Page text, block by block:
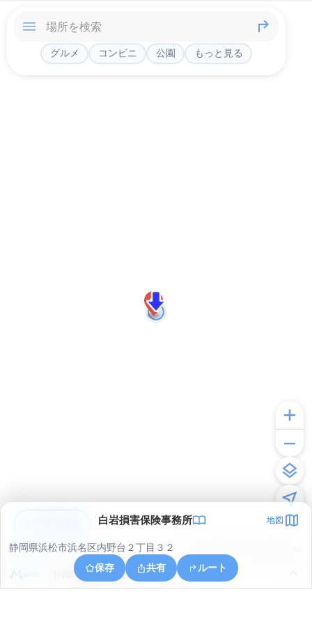
グルメ コンビニ 公園 もっと見る
白岩損害保険事務所 地図
静岡県浜松市浜名区内野台２丁目３２
保存
共有 ルート
静岡県浜松市浜名区平口